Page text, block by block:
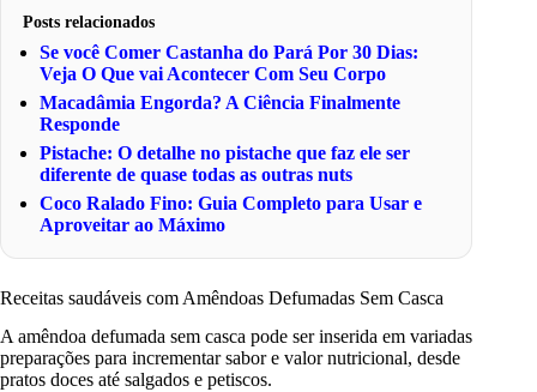
Posts relacionados
Se você Comer Castanha do Pará Por 30 Dias:
Veja O Que vai Acontecer Com Seu Corpo
Macadâmia Engorda? A Ciência Finalmente
Responde
Pistache: O detalhe no pistache que faz ele ser
diferente de quase todas as outras nuts
Coco Ralado Fino: Guia Completo para Usar e
Aproveitar ao Máximo
Receitas saudáveis com Amêndoas Defumadas Sem Casca
A amêndoa defumada sem casca pode ser inserida em variadas
preparações para incrementar sabor e valor nutricional, desde
pratos doces até salgados e petiscos.